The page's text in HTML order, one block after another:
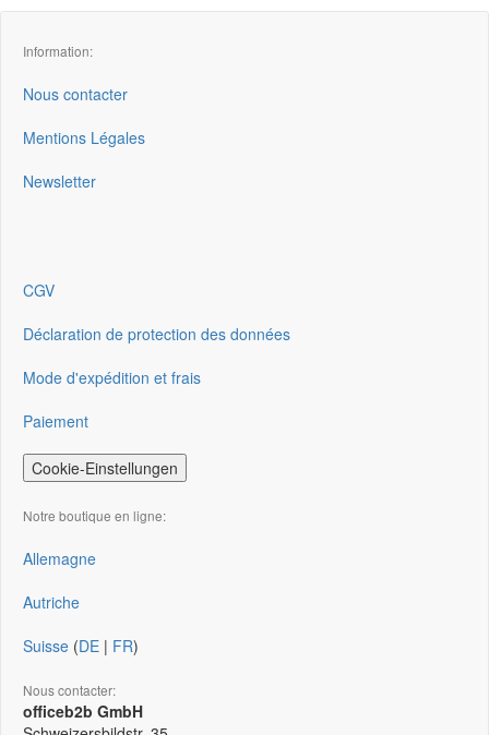
Information:
Nous contacter
Mentions Légales
Newsletter
CGV
Déclaration de protection des données
Mode d'expédition et frais
Paiement
Cookie-Einstellungen
Notre boutique en ligne:
Allemagne
Autriche
Suisse (DE | FR)
Nous contacter:
officeb2b GmbH